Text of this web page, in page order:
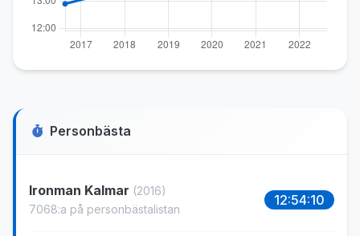
Personbästa
Ironman Kalmar (2016)
7068:a på personbästalistan
12:54:10